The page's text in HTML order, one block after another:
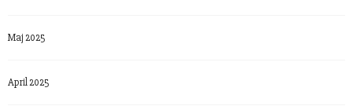
Maj 2025
April 2025